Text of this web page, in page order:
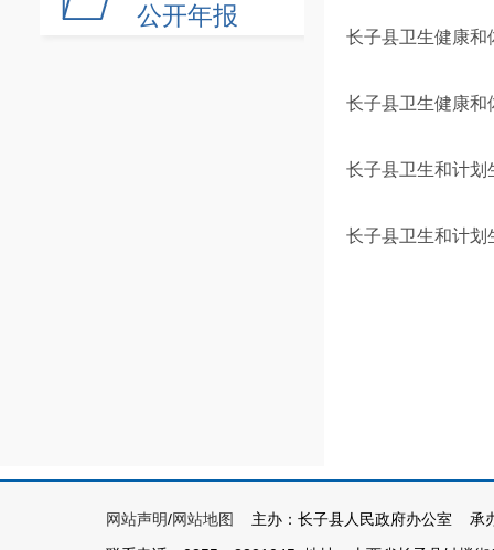
公开年报
长子县卫生健康和
长子县卫生健康和
长子县卫生和计划
长子县卫生和计划
网站声明/网站地图
主办：长子县人民政府办公室 承